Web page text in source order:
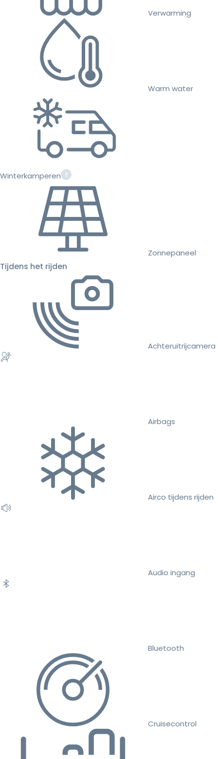
Verwarming
Warm water
Winterkamperen
Zonnepaneel
Tijdens het rijden
Achteruitrijcamera
Airbags
Airco tijdens rijden
Audio ingang
Bluetooth
Cruisecontrol